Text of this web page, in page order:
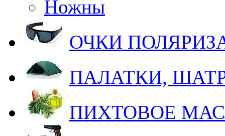
Ножны
ОЧКИ
ПАЛАТКИ,
ПИХТОВОЕ